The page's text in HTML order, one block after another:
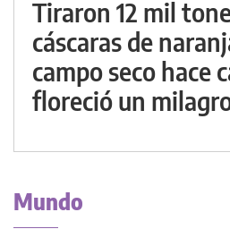
Tiraron 12 mil
cáscaras de
campo seco hace
floreció un
Mundo